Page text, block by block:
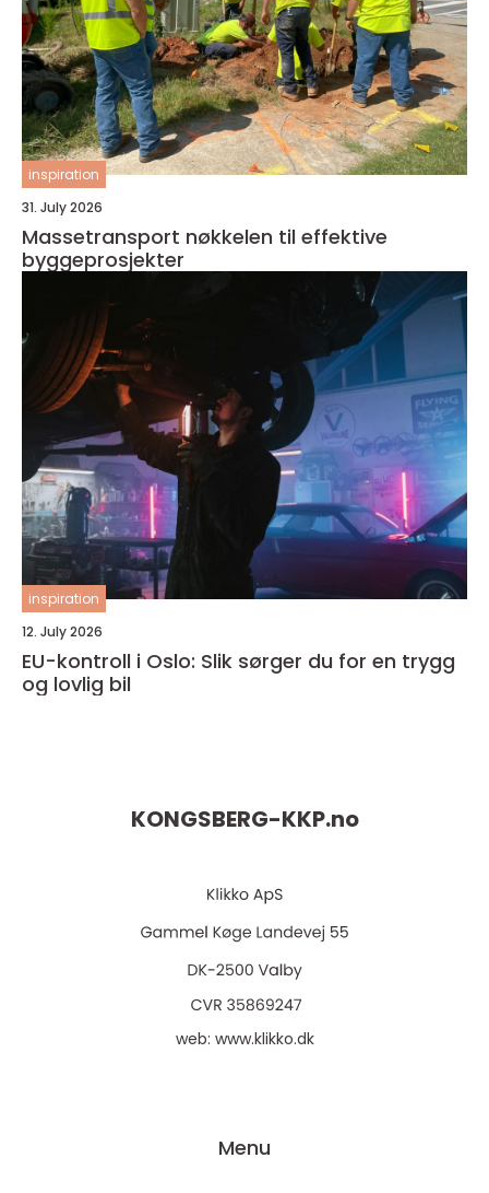
inspiration
31. July 2026
Massetransport nøkkelen til effektive
byggeprosjekter
inspiration
12. July 2026
EU-kontroll i Oslo: Slik sørger du for en trygg
og lovlig bil
KONGSBERG-KKP.no
web: www.klikko.dk
Menu